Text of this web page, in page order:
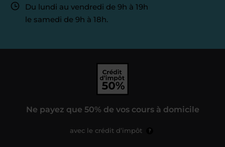
Du lundi au vendredi de 9h à 19h
le samedi de 9h à 18h.
Ne payez que 50% de vos cours à domicile
avec le crédit d’impôt ?